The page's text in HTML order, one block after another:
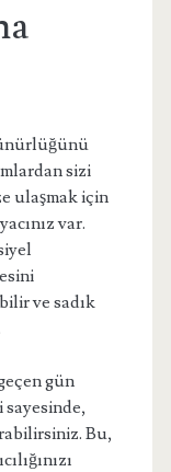
sizi
ulaşmak için
var.
ve sadık
gün
Bu,